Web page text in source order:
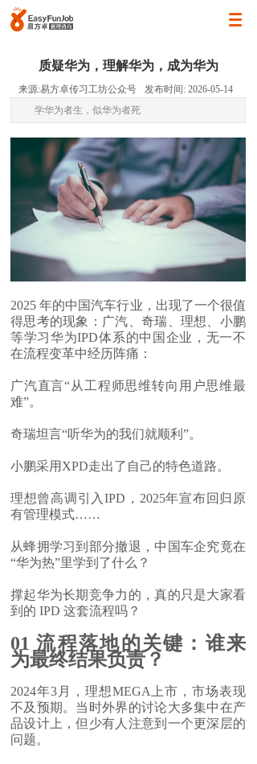
质疑华为，理解华为，成为华为
来源:易方卓传习工坊公众号 发布时间: 2026-05-14
学华为者生，似华为者死
2025 年的中国汽车行业，出现了一个很值
得思考的现象：广汽、奇瑞、理想、小鹏
等学习华为IPD体系的中国企业，无一不
在流程变革中经历阵痛：
广汽直言“从工程师思维转向用户思维最
难”。
奇瑞坦言“听华为的我们就顺利”。
小鹏采用XPD走出了自己的特色道路。
理想曾高调引入IPD，2025年宣布回归原
有管理模式……
从蜂拥学习到部分撤退，中国车企究竟在
“华为热”里学到了什么？
撑起华为长期竞争力的，真的只是大家看
到的 IPD 这套流程吗？
01流程落地的关键：谁来
为最终结果负责？
2024年3月，理想MEGA上市，市场表现
不及预期。当时外界的讨论大多集中在产
品设计上，但少有人注意到一个更深层的
问题。